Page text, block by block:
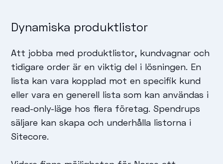
Dynamiska produktlistor
Att jobba med produktlistor, kundvagnar och
tidigare order är en viktig del i lösningen. En
lista kan vara kopplad mot en specifik kund
eller vara en generell lista som kan användas i
read-only-läge hos flera företag. Spendrups
säljare kan skapa och underhålla listorna i
Sitecore.